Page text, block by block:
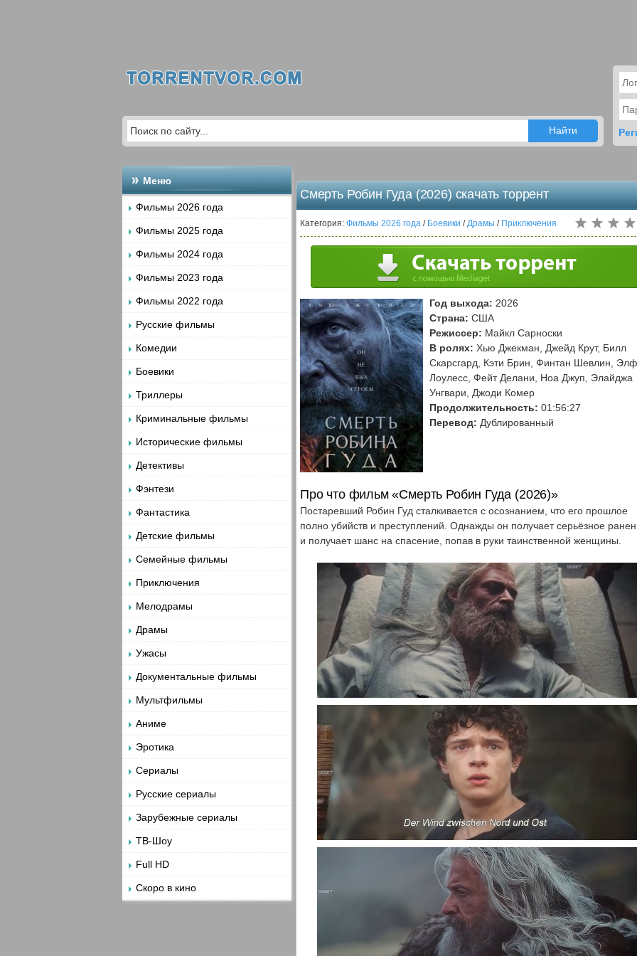
Меню
Фильмы 2026 года
Фильмы 2025 года
Фильмы 2024 года
Фильмы 2023 года
Фильмы 2022 года
Русские фильмы
Комедии
Боевики
Триллеры
Криминальные фильмы
Исторические фильмы
Детективы
Фэнтези
Фантастика
Детские фильмы
Семейные фильмы
Приключения
Мелодрамы
Драмы
Ужасы
Документальные фильмы
Мультфильмы
Аниме
Эротика
Сериалы
Русские сериалы
Зарубежные сериалы
ТВ-Шоу
Full HD
Скоро в кино
Смерть Робин Гуда (2026) скачать торрент
Категория: Фильмы 2026 года / Боевики /Драмы / Приключения
Год выхода: 2026
Страна: США
Режиссер: Майкл Сарноски
В ролях: Хью Джекман, Джейд Крут, Билл
Скарсгард, Кэти Брин, Финтан Шевлин,
Лоулесс, Фейт Делани, Ноа Джуп, Элайджа
Унгвари, Джоди Комер
Продолжительность: 01:56:27
Перевод: Дублированный
Про что фильм «Смерть Робин Гуда (2026)»
Постаревший Робин Гуд сталкивается с осознанием, что его прошлое
полно убийств и преступлений. Однажды он получает серьёзное
и получает шанс на спасение, попав в руки таинственной женщины.